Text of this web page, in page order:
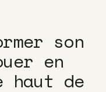
son
en
haut de